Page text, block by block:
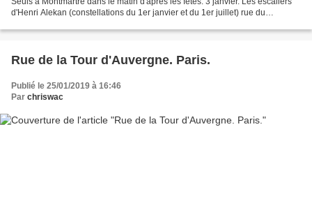
d'Henri Alekan (constellations du 1er janvier et du 1er juillet) rue du
Rue de la Tour d'Auvergne. Paris.
Publié le 25/01/2019 à 16:46
Par chriswac